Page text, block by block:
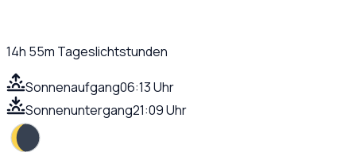
14h 55m Tageslichtstunden
Sonnenaufgang06:13 Uhr
Sonnenuntergang21:09 Uhr